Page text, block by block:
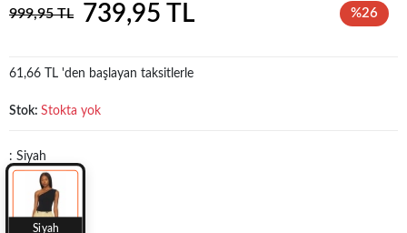
999,95 TL 739,95 TL %26
61,66 TL 'den başlayan taksitlerle
Stok: Stokta yok
: Siyah
Siyah